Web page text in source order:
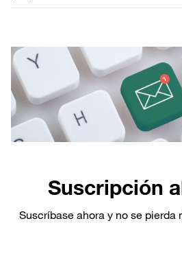
Suscripción
Suscríbase ahora y no se pierda